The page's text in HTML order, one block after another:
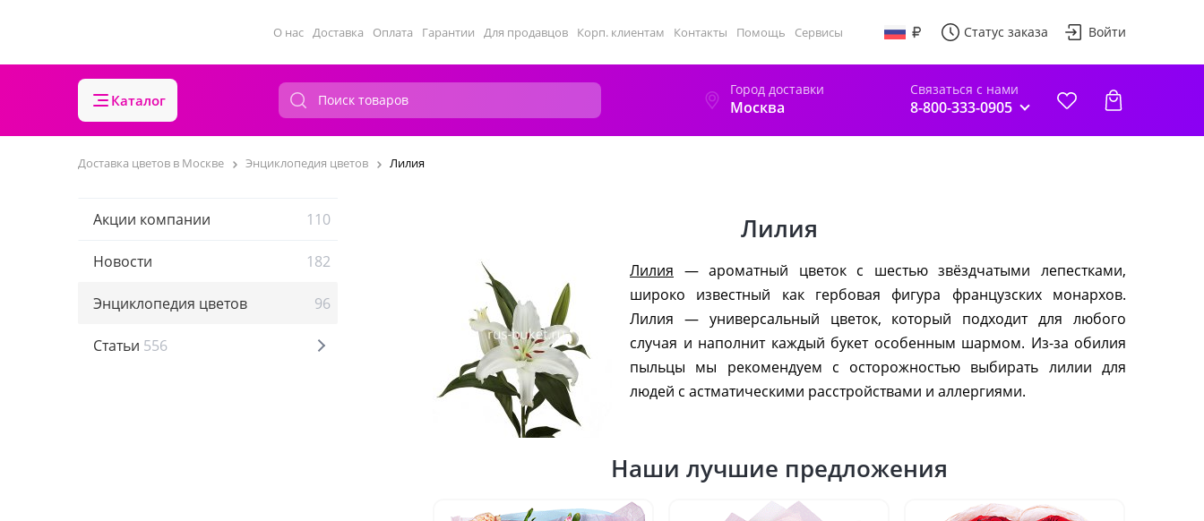
О нас Доставка Оплата Гарантии Для продавцов Корп. клиентам Контакты Помощь Сервисы Статус заказа Войти
Каталог
Город доставки
Москва
Связаться с нами
8-800-333-0905
Доставка цветов в Москве Энциклопедия цветов Лилия
Акции компании 110
Новости 182
Энциклопедия цветов 96
Статьи 556
Лилия
Лилия — ароматный цветок с шестью звёздчатыми лепестками,
широко известный как гербовая фигура французских монархов.
Лилия — универсальный цветок, который подходит для любого
случая и наполнит каждый букет особенным шармом. Из-за обилия
пыльцы мы рекомендуем с осторожностью выбирать лилии для
людей с астматическими расстройствами и аллергиями.
Наши лучшие предложения